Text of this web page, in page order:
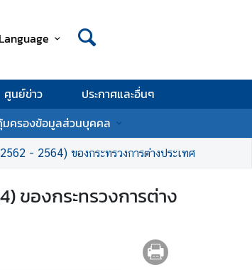
Language
ศูนย์ข่าว
ประกาศและอื่นๆ
มครองข้อมูลส่วนบุคคล
- 2564) ของกระทรวงการต่างประเทศ
ของกระทรวงการต่าง